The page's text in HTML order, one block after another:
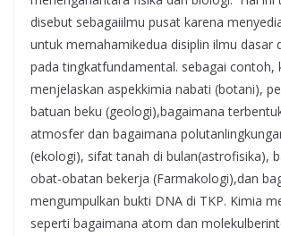
disebut sebagaiilmu pusat karena
untuk memahamikedua disiplin ilmu dasar
pada tingkatfundamental. sebagai contoh,
menjelaskan aspekkimia nabati (botani),
batuan beku (geologi),bagaimana
atmosfer dan bagaimana
(ekologi), sifat tanah di bulan(astrofisika),
obat-obatan bekerja (Farmakologi),dan
mengumpulkan bukti DNA di TKP. Kimia
seperti bagaimana atom dan